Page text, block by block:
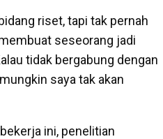
riset, tapi tak pernah
seseorang jadi
tidak bergabung dengan
saya tak akan
ini, penelitian